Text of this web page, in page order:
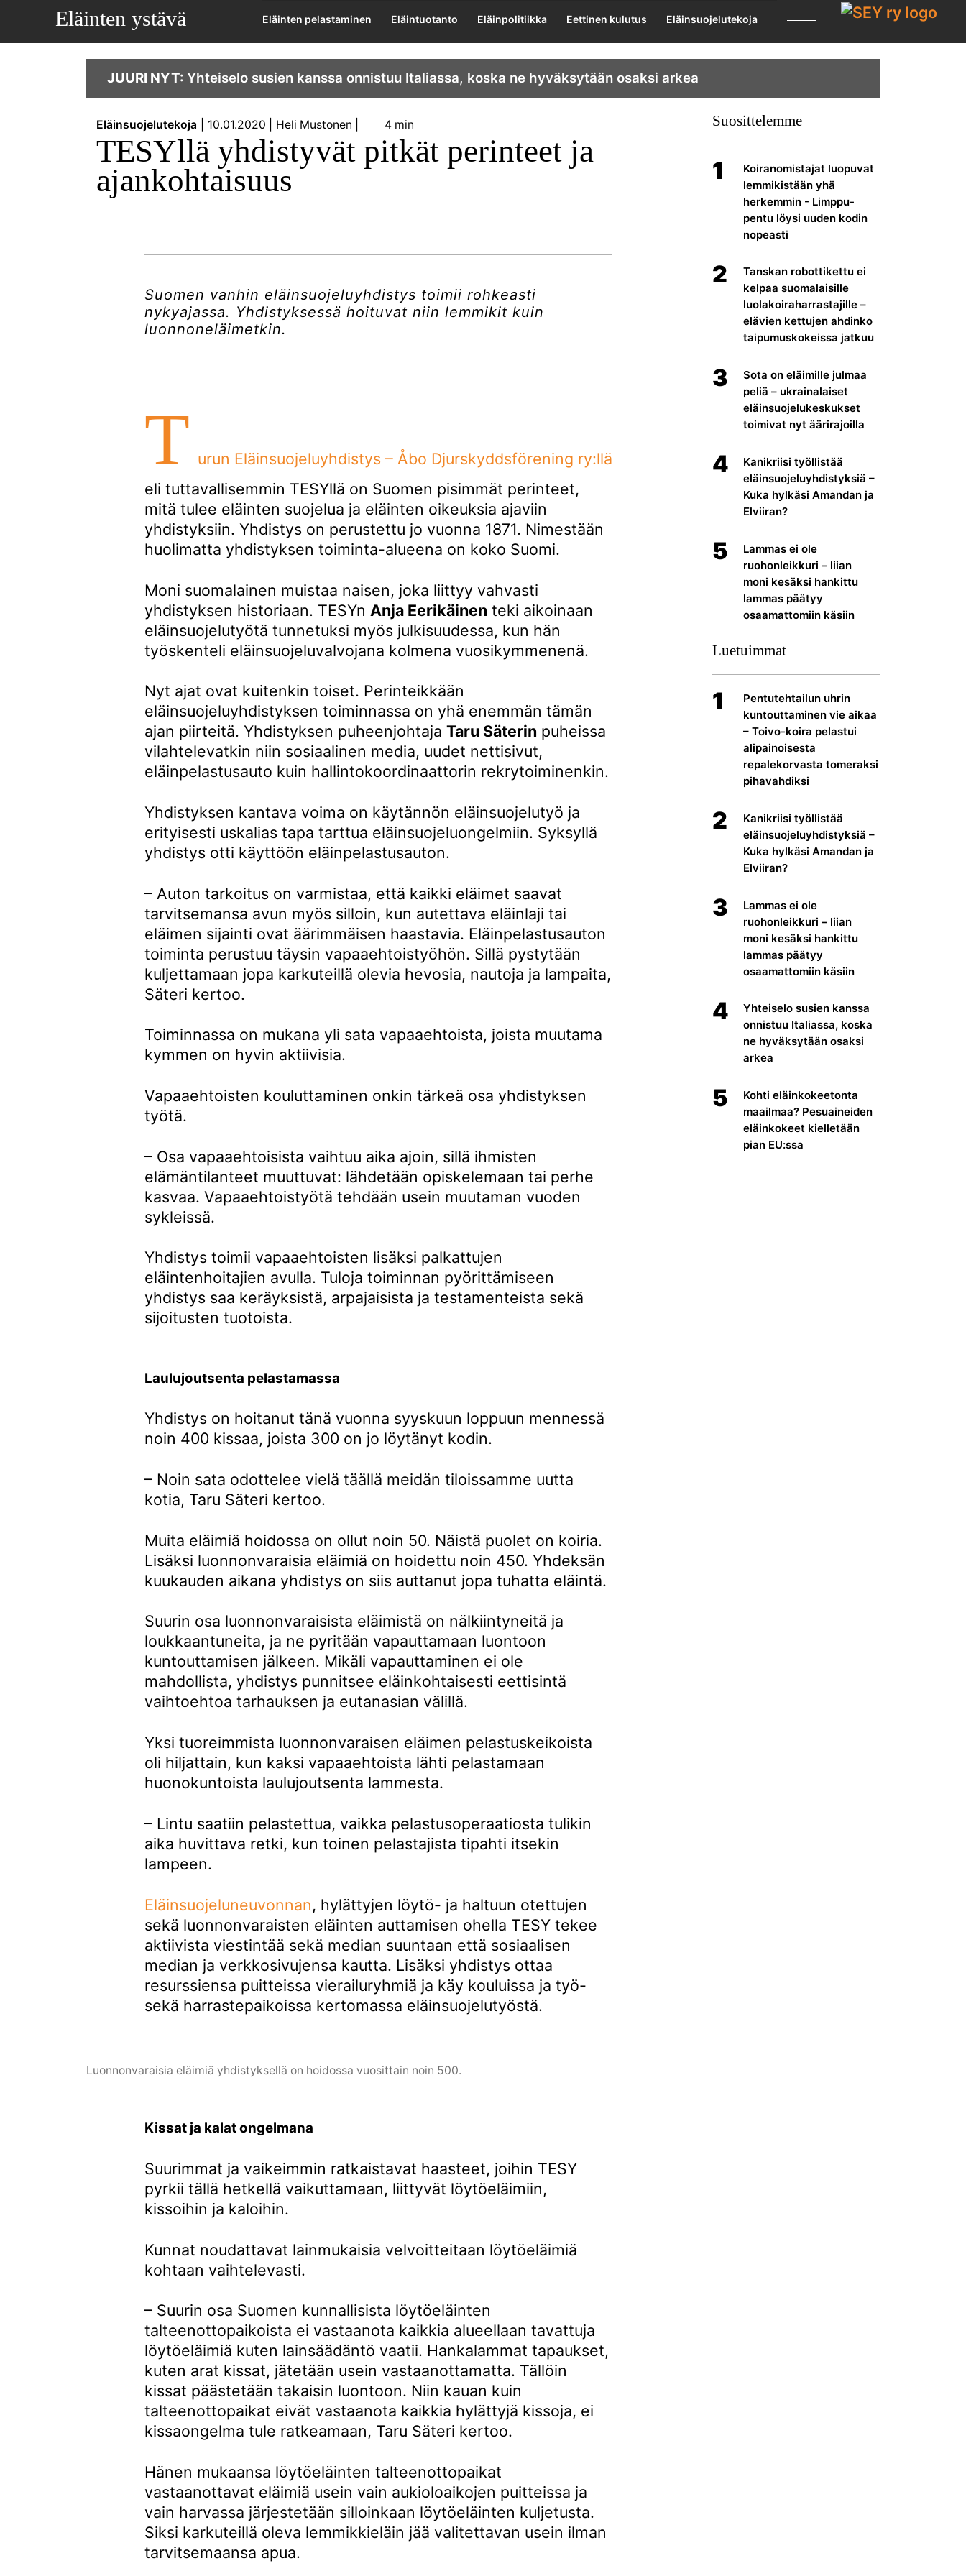
Eläinten ystävä Eläinten pelastaminen Eläintuotanto Eläinpolitiikka Eettinen kulutus Eläinsuojelutekoja
JUURI NYT: Yhteiselo susien kanssa onnistuu Italiassa, koska ne hyväksytään osaksi arkea
Eläinsuojelutekoja 10.01.2020 Heli Mustonen 4 min
TESYllä yhdistyvät pitkät perinteet ja
ajankohtaisuus
Suomen vanhin eläinsuojeluyhdistys toimii rohkeasti
nykyajassa. Yhdistyksessä hoituvat niin lemmikit kuin
luonnoneläimetkin.
T urun Eläinsuojeluyhdistys – Åbo Djurskyddsförening ry:llä
eli tuttavallisemmin TESYllä on Suomen pisimmät perinteet,
mitä tulee eläinten suojelua ja eläinten oikeuksia ajaviin
yhdistyksiin. Yhdistys on perustettu jo vuonna 1871. Nimestään
huolimatta yhdistyksen toiminta-alueena on koko Suomi.
Moni suomalainen muistaa naisen, joka liittyy vahvasti
yhdistyksen historiaan. TESYn Anja Eerikäinen teki aikoinaan
eläinsuojelutyötä tunnetuksi myös julkisuudessa, kun hän
työskenteli eläinsuojeluvalvojana kolmena vuosikymmenenä.
Nyt ajat ovat kuitenkin toiset. Perinteikkään
eläinsuojeluyhdistyksen toiminnassa on yhä enemmän tämän
ajan piirteitä. Yhdistyksen puheenjohtajaTaru Säterin puheissa
vilahtelevatkin niin sosiaalinen media, uudet nettisivut,
eläinpelastusauto kuin hallintokoordinaattorin rekrytoiminenkin.
Yhdistyksen kantava voima on käytännön eläinsuojelutyö ja
erityisesti uskalias tapa tarttua eläinsuojeluongelmiin. Syksyllä
yhdistys otti käyttöön eläinpelastusauton.
– Auton tarkoitus on varmistaa, että kaikki eläimet saavat
tarvitsemansa avun myös silloin, kun autettava eläinlaji tai
eläimen sijainti ovat äärimmäisen haastavia. Eläinpelastusauton
toiminta perustuu täysin vapaaehtoistyöhön. Sillä pystytään
kuljettamaan jopa karkuteillä olevia hevosia, nautoja ja lampaita,
Säteri kertoo.
Toiminnassa on mukana yli sata vapaaehtoista, joista muutama
kymmen on hyvin aktiivisia.
Vapaaehtoisten kouluttaminen onkin tärkeä osa yhdistyksen
työtä.
– Osa vapaaehtoisista vaihtuu aika ajoin, sillä ihmisten
elämäntilanteet muuttuvat: lähdetään opiskelemaan tai perhe
kasvaa. Vapaaehtoistyötä tehdään usein muutaman vuoden
sykleissä.
Yhdistys toimii vapaaehtoisten lisäksi palkattujen
eläintenhoitajien avulla. Tuloja toiminnan pyörittämiseen
yhdistys saa keräyksistä, arpajaisista ja testamenteista sekä
sijoitusten tuotoista.
Laulujoutsenta pelastamassa
Yhdistys on hoitanut tänä vuonna syyskuun loppuun mennessä
noin 400 kissaa, joista 300 on jo löytänyt kodin.
– Noin sata odottelee vielä täällä meidän tiloissamme uutta
kotia, Taru Säteri kertoo.
Muita eläimiä hoidossa on ollut noin 50. Näistä puolet on koiria.
Lisäksi luonnonvaraisia eläimiä on hoidettu noin 450. Yhdeksän
kuukauden aikana yhdistys on siis auttanut jopa tuhatta eläintä.
Suurin osa luonnonvaraisista eläimistä on nälkiintyneitä ja
loukkaantuneita, ja ne pyritään vapauttamaan luontoon
kuntouttamisen jälkeen. Mikäli vapauttaminen ei ole
mahdollista, yhdistys punnitsee eläinkohtaisesti eettisintä
vaihtoehtoa tarhauksen ja eutanasian välillä.
Yksi tuoreimmista luonnonvaraisen eläimen pelastuskeikoista
oli hiljattain, kun kaksi vapaaehtoista lähti pelastamaan
huonokuntoista laulujoutsenta lammesta.
– Lintu saatiin pelastettua, vaikka pelastusoperaatiosta tulikin
aika huvittava retki, kun toinen pelastajista tipahti itsekin
lampeen.
Eläinsuojeluneuvonnan, hylättyjen löytö- ja haltuun otettujen
sekä luonnonvaraisten eläinten auttamisen ohella TESY tekee
aktiivista viestintää sekä median suuntaan että sosiaalisen
median ja verkkosivujensa kautta. Lisäksi yhdistys ottaa
resurssiensa puitteissa vierailuryhmiä ja käy kouluissa ja työ-
sekä harrastepaikoissa kertomassa eläinsuojelutyöstä.
Luonnonvaraisia eläimiä yhdistyksellä on hoidossa vuosittain noin 500.
Kissat ja kalat ongelmana
Suurimmat ja vaikeimmin ratkaistavat haasteet, joihin TESY
pyrkii tällä hetkellä vaikuttamaan, liittyvät löytöeläimiin,
kissoihin ja kaloihin.
Kunnat noudattavat lainmukaisia velvoitteitaan löytöeläimiä
kohtaan vaihtelevasti.
– Suurin osa Suomen kunnallisista löytöeläinten
talteenottopaikoista ei vastaanota kaikkia alueellaan tavattuja
löytöeläimiä kuten lainsäädäntö vaatii. Hankalammat tapaukset,
kuten arat kissat, jätetään usein vastaanottamatta. Tällöin
kissat päästetään takaisin luontoon. Niin kauan kuin
talteenottopaikat eivät vastaanota kaikkia hylättyjä kissoja, ei
kissaongelma tule ratkeamaan, Taru Säteri kertoo.
Hänen mukaansa löytöeläinten talteenottopaikat
vastaanottavat eläimiä usein vain aukioloaikojen puitteissa ja
vain harvassa järjestetään silloinkaan löytöeläinten kuljetusta.
Siksi karkuteillä oleva lemmikkieläin jää valitettavan usein ilman
tarvitsemaansa apua.
Suosittelemme
1
Koiranomistajat luopuvat
lemmikistään yhä
herkemmin - Limppu-
pentu löysi uuden kodin
nopeasti
2
Tanskan robottikettu ei
kelpaa suomalaisille
luolakoiraharrastajille –
elävien kettujen ahdinko
taipumuskokeissa jatkuu
3
Sota on eläimille julmaa
peliä – ukrainalaiset
eläinsuojelukeskukset
toimivat nyt äärirajoilla
4
Kanikriisi työllistää
eläinsuojeluyhdistyksiä –
Kuka hylkäsi Amandan ja
Elviiran?
5
Lammas ei ole
ruohonleikkuri – liian
moni kesäksi hankittu
lammas päätyy
osaamattomiin käsiin
Luetuimmat
1
Pentutehtailun uhrin
kuntouttaminen vie aikaa
– Toivo-koira pelastui
alipainoisesta
repalekorvasta tomeraksi
pihavahdiksi
2
Kanikriisi työllistää
eläinsuojeluyhdistyksiä –
Kuka hylkäsi Amandan ja
Elviiran?
3
Lammas ei ole
ruohonleikkuri – liian
moni kesäksi hankittu
lammas päätyy
osaamattomiin käsiin
4
Yhteiselo susien kanssa
onnistuu Italiassa, koska
ne hyväksytään osaksi
arkea
5
Kohti eläinkokeetonta
maailmaa? Pesuaineiden
eläinkokeet kielletään
pian EU:ssa